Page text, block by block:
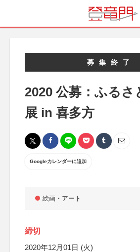
募集終了
2020 公募：ふるさ
展 in 喜多方
Googleカレンダーに追加
絵画・アート
締切
2020年12月01日 (火)